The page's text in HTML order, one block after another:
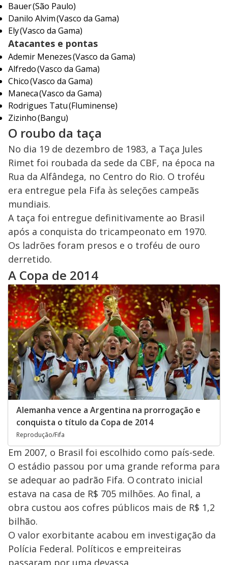
Bauer (São Paulo)
Danilo Alvim (Vasco da Gama)
Ely (Vasco da Gama)
Atacantes e pontas
Ademir Menezes (Vasco da Gama)
Alfredo (Vasco da Gama)
Chico (Vasco da Gama)
Maneca (Vasco da Gama)
Rodrigues Tatu (Fluminense)
Zizinho (Bangu)
O roubo da taça
No dia 19 de dezembro de 1983, a Taça Jules
Rimet foi roubada da sede da CBF, na época na
Rua da Alfândega, no Centro do Rio. O troféu
era entregue pela Fifa às seleções campeãs
mundiais.
A taça foi entregue definitivamente ao Brasil
após a conquista do tricampeonato em 1970.
Os ladrões foram presos e o troféu de ouro
derretido.
A Copa de 2014
Alemanha vence a Argentina na prorrogação e
conquista o título da Copa de 2014
Reprodução/Fifa
Em 2007, o Brasil foi escolhido como país-sede.
O estádio passou por uma grande reforma para
se adequar ao padrão Fifa. O contrato inicial
estava na casa de R$ 705 milhões. Ao final, a
obra custou aos cofres públicos mais de R$ 1,2
bilhão.
O valor exorbitante acabou em investigação da
Polícia Federal. Políticos e empreiteiras
passaram por uma devassa.